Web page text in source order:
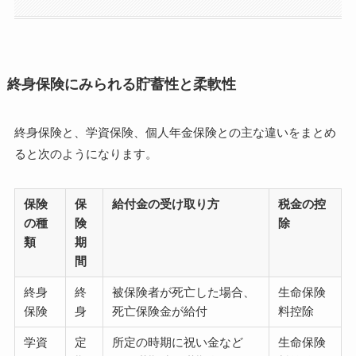
終身保険にみられる貯蓄性と柔軟性
終身保険と、学資保険、個人年金保険との主な違いをまとめ
ると次のようになります。
保険
の種
類
保
険
期
間
給付金の受け取り方
税金の控
除
終身
保険
終
身
被保険者が死亡した場合、
死亡保険金が給付
生命保険
料控除
学資
定
所定の時期に祝い金など
生命保険